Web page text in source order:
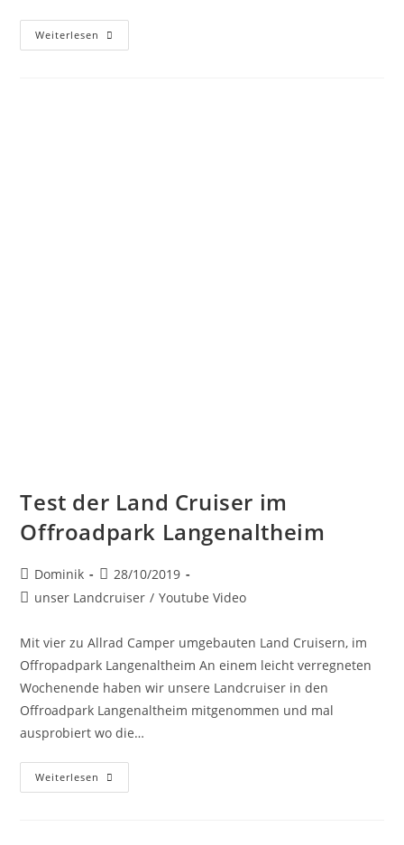
Weiterlesen
Test der Land Cruiser im
Offroadpark Langenaltheim
Dominik
28/10/2019
unser Landcruiser / Youtube Video
Mit vier zu Allrad Camper umgebauten Land Cruisern, im
Offropadpark Langenaltheim An einem leicht verregneten
Wochenende haben wir unsere Landcruiser in den
Offroadpark Langenaltheim mitgenommen und mal
ausprobiert wo die…
Weiterlesen